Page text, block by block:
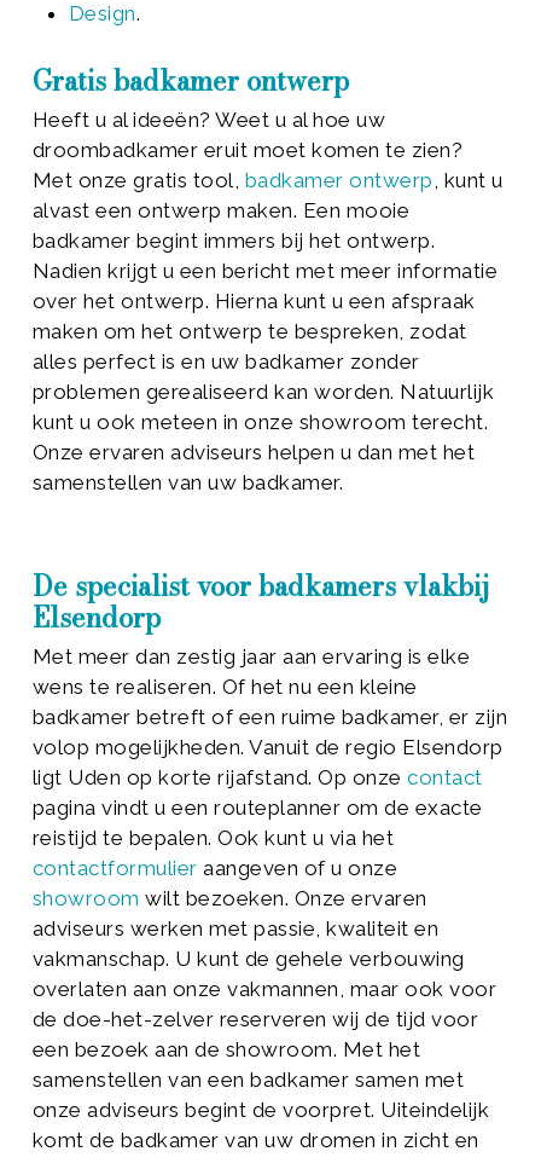
Design.
Gratis badkamer ontwerp
Heeft u al ideeën? Weet u al hoe uw
droombadkamer eruit moet komen te zien?
Met onze gratis tool, badkamer ontwerp, kunt u
alvast een ontwerp maken. Een mooie
badkamer begint immers bij het ontwerp.
Nadien krijgt u een bericht met meer informatie
over het ontwerp. Hierna kunt u een afspraak
maken om het ontwerp te bespreken, zodat
alles perfect is en uw badkamer zonder
problemen gerealiseerd kan worden. Natuurlijk
kunt u ook meteen in onze showroom terecht.
Onze ervaren adviseurs helpen u dan met het
samenstellen van uw badkamer.
De specialist voor badkamers vlakbij
Elsendorp
Met meer dan zestig jaar aan ervaring is elke
wens te realiseren. Of het nu een kleine
badkamer betreft of een ruime badkamer, er zijn
volop mogelijkheden. Vanuit de regio Elsendorp
ligt Uden op korte rijafstand. Op onzecontact
pagina vindt u een routeplanner om de exacte
reistijd te bepalen. Ook kunt u via het
contactformulier aangeven of u onze
showroom wilt bezoeken. Onze ervaren
adviseurs werken met passie, kwaliteit en
vakmanschap. U kunt de gehele verbouwing
overlaten aan onze vakmannen, maar ook voor
de doe-het-zelver reserveren wij de tijd voor
een bezoek aan de showroom. Met het
samenstellen van een badkamer samen met
onze adviseurs begint de voorpret. Uiteindelijk
komt de badkamer van uw dromen in zicht en